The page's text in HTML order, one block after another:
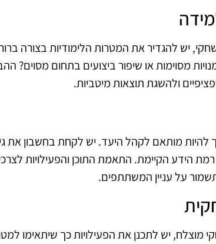
יש להגדיר את המטרות הלימודיות בצורה
מסוימות או שיפור ביצועים בתחום מסוים?
ולהשגת תוצאות מיטביות.
להיות מותאם לקהל היעד. יש לקחת בחשבון
רמת הידע הקיימת. התאמת התוכן והפעילויות
על עניין המשתתפים.
מוצלח, יש לתכנן את הפעילויות כך שיתאימו